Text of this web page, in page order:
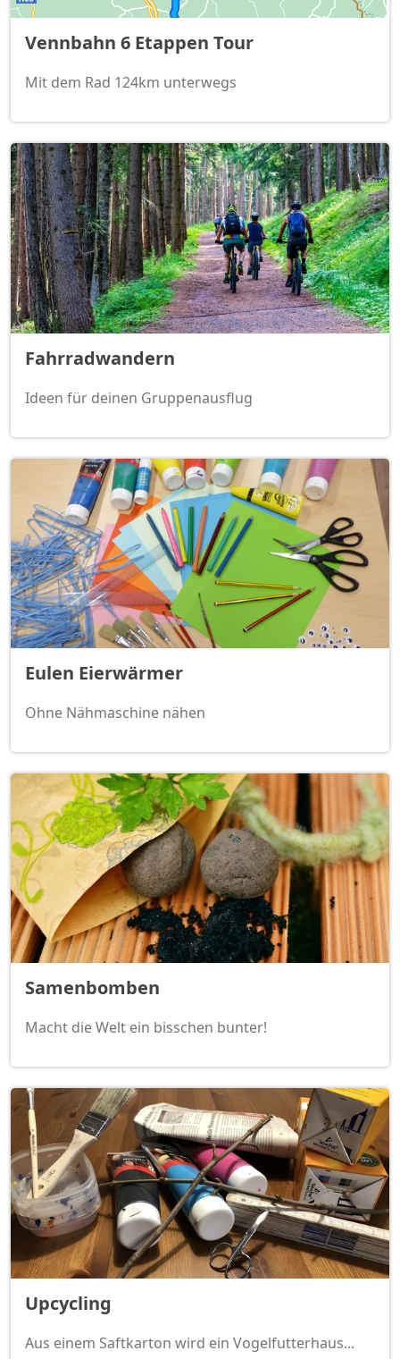
Vennbahn 6 Etappen Tour
Mit dem Rad 124km unterwegs
Fahrradwandern
Ideen für deinen Gruppenausflug
Eulen Eierwärmer
Ohne Nähmaschine nähen
Samenbomben
Macht die Welt ein bisschen bunter!
Upcycling
Aus einem Saftkarton wird ein Vogelfutterhaus...